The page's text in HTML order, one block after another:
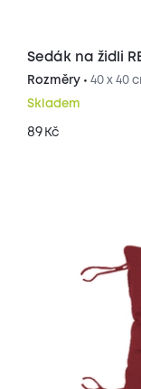
Sedák na židli
Rozměry • 40 x 40
Skladem
89 Kč